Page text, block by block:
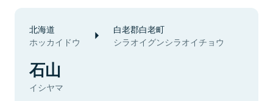
北海道
ホッカイドウ
白老郡白老町
シラオイグンシラオイチョウ
石山
イシヤマ